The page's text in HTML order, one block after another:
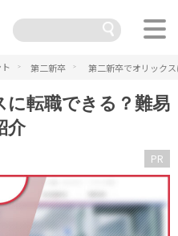
第二新卒 第二新卒でオリック
に転職できる？難易
介
PR